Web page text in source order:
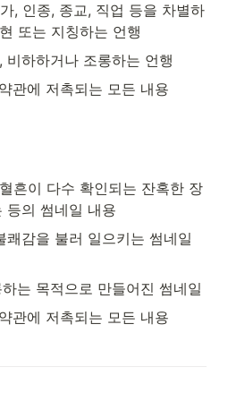
, 인종, 종교, 직업 등을 차별하
또는 지칭하는 언행
비하하거나 조롱하는 언행
관에 저촉되는 모든 내용
흔이 다수 확인되는 잔혹한 장
등의 썸네일 내용
쾌감을 불러 일으키는 썸네일
는 목적으로 만들어진 썸네일
관에 저촉되는 모든 내용